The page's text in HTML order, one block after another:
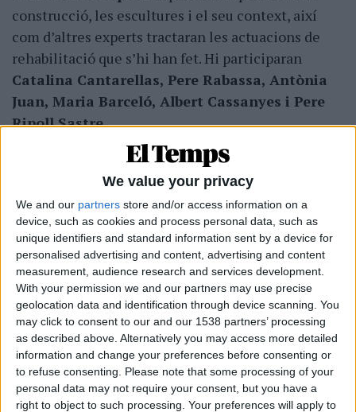
We value your privacy
We and our partners store and/or access information on a
device, such as cookies and process personal data, such as
unique identifiers and standard information sent by a device for
personalised advertising and content, advertising and content
measurement, audience research and services development.
With your permission we and our partners may use precise
geolocation data and identification through device scanning. You
may click to consent to our and our 1538 partners’ processing
as described above. Alternatively you may access more detailed
information and change your preferences before consenting or
to refuse consenting.
Please note that some processing of your
personal data may not require your consent, but you have a
right to object to such processing. Your preferences will apply to
construcció, les escultures i el seu context, així
com d’altres experts tractaran les actuacions de
rehabilitació que s’hi han fet. Hi participaran
Catalina Cantarellas, Pere Rabassa, Antònia
Juan, Maria Barceló, Albert Cassanyes i Pere
Ripoll Sastre.
Segons diu la Conselleria de Cultura —en la seva
pàgina web— en ocasió de la presentació de la
commemoració, «aquesta efemèride ens ofereix
l’oportunitat no només de recordar el passat, sinó
també de reivindicar el valor del nostre patrimoni.
LaLlotja de Palma continua essent un símbol
de la identitat de Palma i un referent cultural
per a tota la societat. Celebram la visió dels
mercaders que van impulsar aquest projecte i el
geni creatiu de Guillem Sagrera, que van fer
possible un edifici que, sis segles després, continua
meravellant residents i visitants».